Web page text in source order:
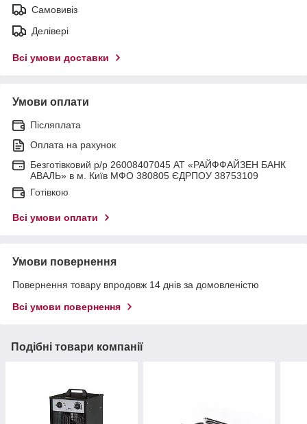
Самовивіз
Делівері
Всі умови доставки
Умови оплати
Післяплата
Оплата на рахунок
Безготівковий р/р 26008407045 АТ «РАЙФФАЙЗЕН БАНК
АВАЛЬ» в м. Київ МФО 380805 ЄДРПОУ 38753109
Готівкою
Всі умови оплати
Умови повернення
Повернення товару впродовж 14 днів за домовленістю
Всі умови повернення
Подібні товари компанії